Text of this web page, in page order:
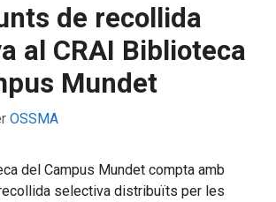
de recollida
al CRAI Biblioteca
Mundet
OSSMA
del Campus Mundet compta amb
selectiva distribuïts per les